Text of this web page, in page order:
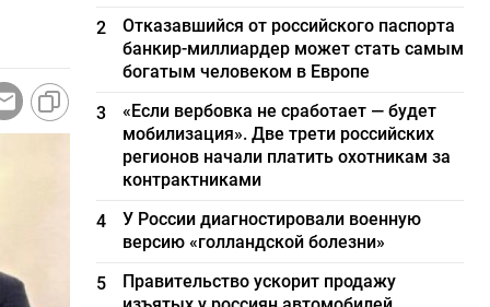
2
Отказавшийся от российского паспорта
банкир-миллиардер может стать самым
богатым человеком в Европе
3
«Если вербовка не сработает — будет
мобилизация». Две трети российских
регионов начали платить охотникам за
контрактниками
4
У России диагностировали военную
версию «голландской болезни»
5
Правительство ускорит продажу